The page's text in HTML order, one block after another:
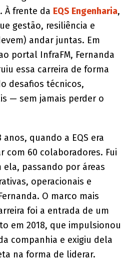
À frente da EQS Engenharia,
gestão, resiliência e
andar juntas. Em
portal InfraFM, Fernanda
essa carreira de forma
desafios técnicos,
— sem jamais perder o
anos, quando a EQS era
com 60 colaboradores. Fui
passando por áreas
operacionais e
O marco mais
foi a entrada de um
em 2018, que impulsionou
companhia e exigiu dela
na forma de liderar.